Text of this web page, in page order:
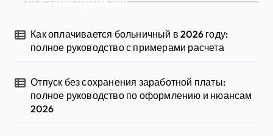
Как оплачивается больничный в 2026 году:
полное руководство с примерами расчета
Отпуск без сохранения заработной платы:
полное руководство по оформлению и нюансам
2026